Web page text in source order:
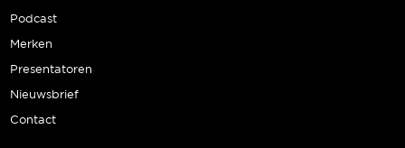
Podcast
Merken
Presentatoren
Nieuwsbrief
Contact